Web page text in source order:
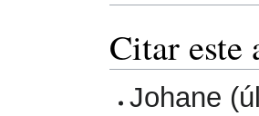
Citar este
Johane